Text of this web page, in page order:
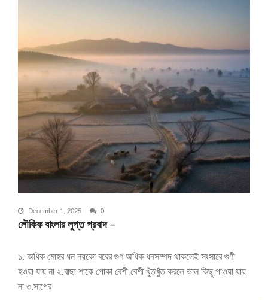
December 1, 2025 0
লৌকিক বাংলার লুপ্ত প্রবাদ –
১. অধিক মোহর ধন নয়কো বরের গুণ অধিক ধনসম্পদ থাকলেই সংসারে গুণী
হওয়া যায় না ২.বাছা শাকে পোকা বেশী বেশী খুঁতখুঁত করলে ভাল কিছু পাওয়া যায়
না ৩.সাপের